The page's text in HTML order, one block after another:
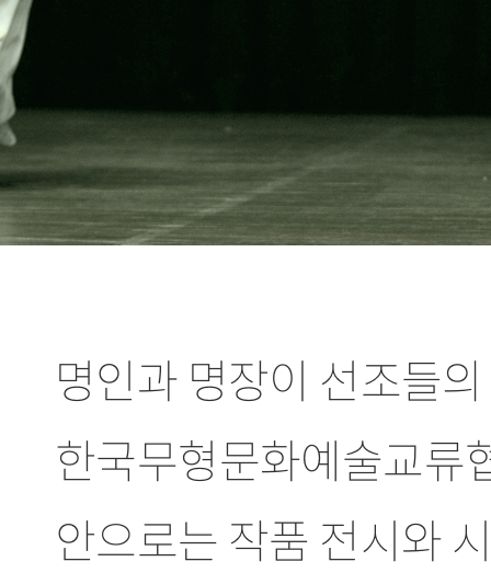
명인과 명장이 선조들
한국무형문화예술교류
안으로는 작품 전시와